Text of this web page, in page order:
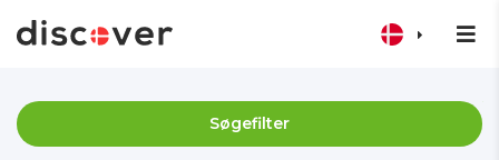
Søgefilter